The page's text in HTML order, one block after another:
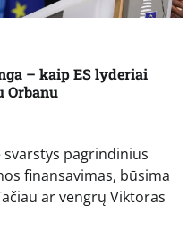
– kaip ES lyderiai
Orbanu
svarstys pagrindinius
finansavimas, būsima
ar vengrų Viktoras